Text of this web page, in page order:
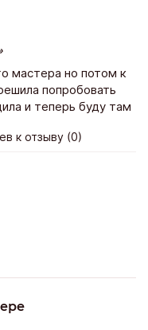
мастера но потом к
попробовать
и теперь буду там
не намного
к отзыву (0)